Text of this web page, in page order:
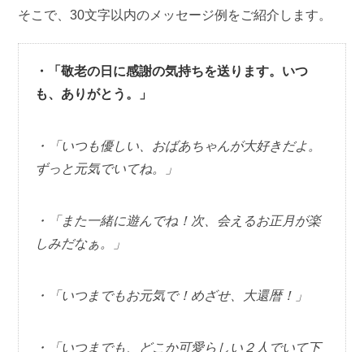
そこで、30文字以内のメッセージ例をご紹介します。
・「敬老の日に感謝の気持ちを送ります。いつ
も、ありがとう。」
・「いつも優しい、おばあちゃんが大好きだよ。
ずっと元気でいてね。」
・「また一緒に遊んでね！次、会えるお正月が楽
しみだなぁ。」
・「いつまでもお元気で！めざせ、大還暦！」
・「いつまでも、どこか可愛らしい２人でいて下